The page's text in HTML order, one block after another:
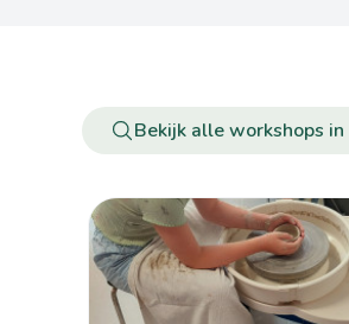
Bekijk alle workshops